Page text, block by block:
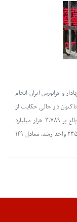
و فرابورس ایران انجام
در حالی حکایت از
دادوستد بیش از ۹۳۲ میلیارد سهم و حق تقدم به ارزشی بالغ بر ۳,۷۸۹ هزار میلیارد
ریال دارد که در این مدت شاخص بورس نیز با ۲۶۷ هزار و ۲۳۵ واحد رشد، معادل ۱۴۹